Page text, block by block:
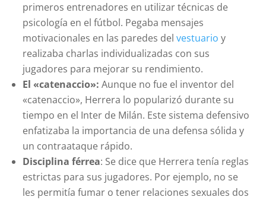
primeros entrenadores en utilizar técnicas de
psicología en el fútbol. Pegaba mensajes
motivacionales en las paredes delvestuario y
realizaba charlas individualizadas con sus
jugadores para mejorar su rendimiento.
El «catenaccio»: Aunque no fue el inventor del
«catenaccio», Herrera lo popularizó durante su
tiempo en el Inter de Milán. Este sistema defensivo
enfatizaba la importancia de una defensa sólida y
un contraataque rápido.
Disciplina férrea: Se dice que Herrera tenía reglas
estrictas para sus jugadores. Por ejemplo, no se
les permitía fumar o tener relaciones sexuales dos